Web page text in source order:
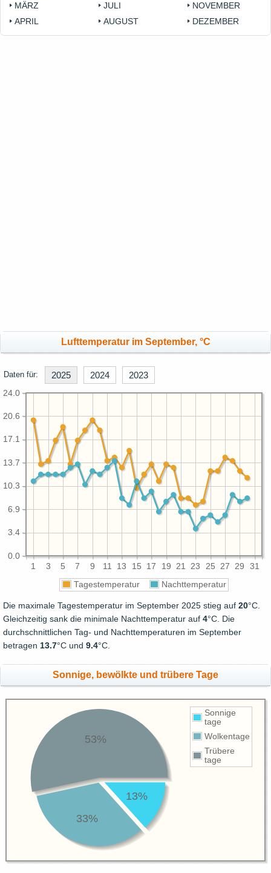
MÄRZ
APRIL
JULI
AUGUST
NOVEMBER
DEZEMBER
Lufttemperatur im September, °C
Daten für: 2025 2024 2023
1 3 5 7 9 11 13 15 17 19 21 23 25 27 29 31
0.0
3.4
6.9
10.3
13.7
17.1
20.6
24.0
Tagestemperatur Nachttemperatur
Die maximale Tagestemperatur im September 2025 stieg auf 20°C.
Gleichzeitig sank die minimale Nachttemperatur auf 4°C. Die
durchschnittlichen Tag- und Nachttemperaturen im September
betragen 13.7°C und 9.4°C.
Sonnige, bewölkte und trübere Tage
Sonnige
tage
Wolkentage
Trübere
tage
13%
33%
53%